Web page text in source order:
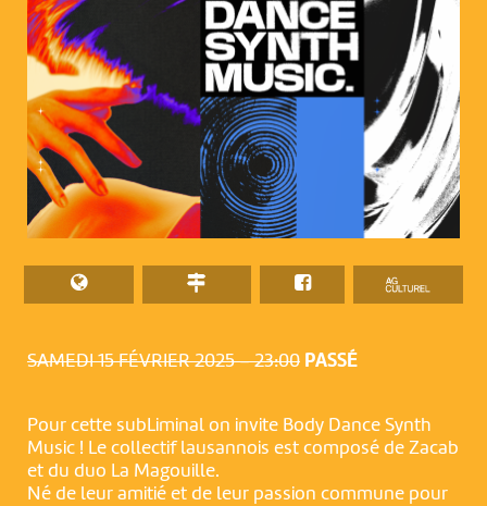
SAMEDI 15 FÉVRIER 2025 – 23:00 PASSÉ
Pour cette subLiminal on invite Body Dance Synth
Music ! Le collectif lausannois est composé de Zacab
et du duo La Magouille.
Né de leur amitié et de leur passion commune pour